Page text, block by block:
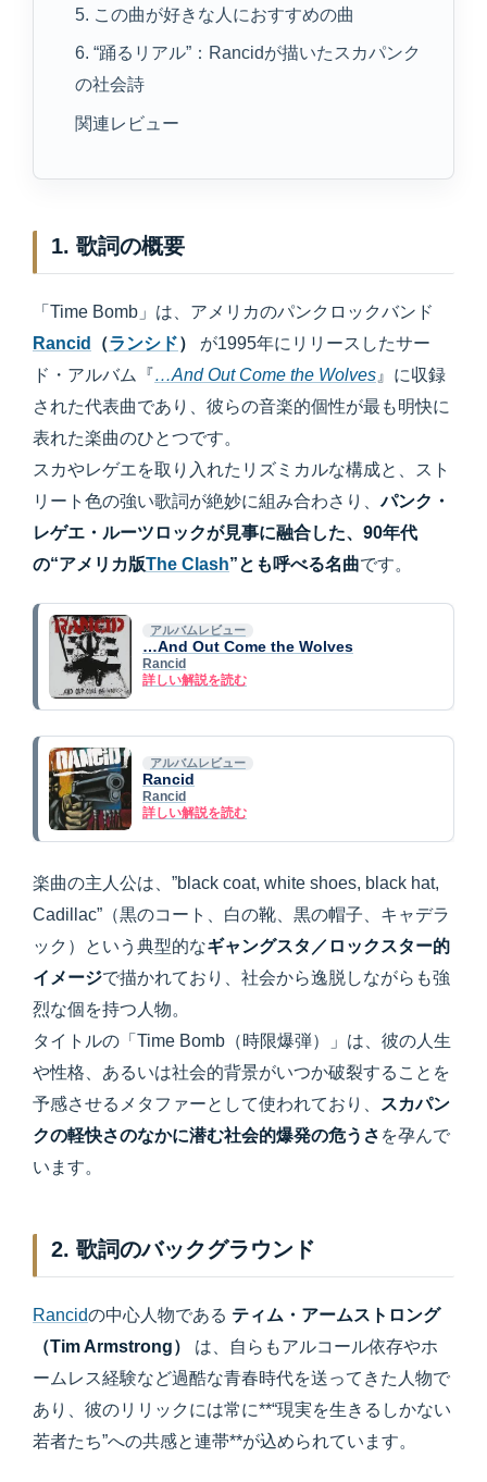
5. この曲が好きな人におすすめの曲
6. “踊るリアル”：Rancidが描いたスカパンク
の社会詩
関連レビュー
1. 歌詞の概要
「Time Bomb」は、アメリカのパンクロックバンド
Rancid
（ランシド）
が1995年にリリースしたサー
ド・アルバム『…And Out Come the Wolves 』に収録
された代表曲であり、彼らの音楽的個性が最も明快に
表れた楽曲のひとつです。
スカやレゲエを取り入れたリズミカルな構成と、スト
リート色の強い歌詞が絶妙に組み合わさり、パンク・
レゲエ・ルーツロックが見事に融合した、90年代
の“アメリカ版The Clash”とも呼べる名曲です。
アルバムレビュー
…And Out Come the Wolves
Rancid
詳しい解説を読む
アルバムレビュー
Rancid
Rancid
詳しい解説を読む
楽曲の主人公は、”black coat, white shoes, black hat,
Cadillac”（黒のコート、白の靴、黒の帽子、キャデラ
ック）という典型的なギャングスタ／ロックスター的
イメージで描かれており、社会から逸脱しながらも強
烈な個を持つ人物。
タイトルの「Time Bomb（時限爆弾）」は、彼の人生
や性格、あるいは社会的背景がいつか破裂することを
予感させるメタファーとして使われており、
スカパン
クの軽快さのなかに潜む社会的爆発の危うさ を孕んで
います。
2. 歌詞のバックグラウンド
Rancidの中心人物である ティム・アームストロング
（Tim Armstrong）
は、自らもアルコール依存やホ
ームレス経験など過酷な青春時代を送ってきた人物で
あり、彼のリリックには常に**“現実を生きるしかない
若者たち”への共感と連帯**が込められています。